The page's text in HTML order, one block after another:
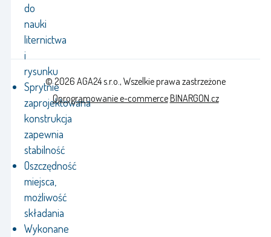
do
nauki
liternictwa
i
rysunku
Sprytnie
zaprojektowana
konstrukcja
zapewnia
stabilność
Oszczędność
miejsca,
możliwość
składania
Wykonane
© 2026 AGA24 s.r.o., Wszelkie prawa zastrzeżone
Oprogramowanie e-commerceBINARGON.cz